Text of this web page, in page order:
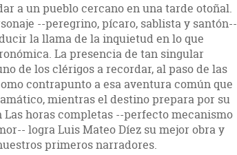
a un pueblo cercano en una tarde otoñal.
--peregrino, pícaro, sablista y santón--
la llama de la inquietud en lo que
La presencia de tan singular
de los clérigos a recordar, al paso de las
contrapunto a esa aventura común que
mientras el destino prepara por su
horas completas --perfecto mecanismo
logra Luis Mateo Díez su mejor obra y
primeros narradores.